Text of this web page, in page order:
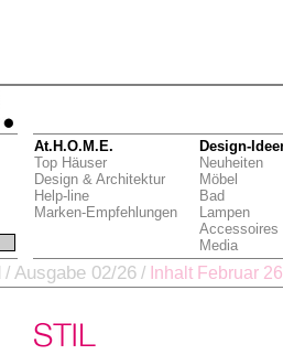
At.H.O.M.E.
Top Häuser
Design & Architektur
Help-line
Marken-Empfehlungen
Design-
Neuheiten
Möbel
Bad
Lampen
Accessoires
Media
/ Ausgabe 02/26 / Inhalt Februar 26